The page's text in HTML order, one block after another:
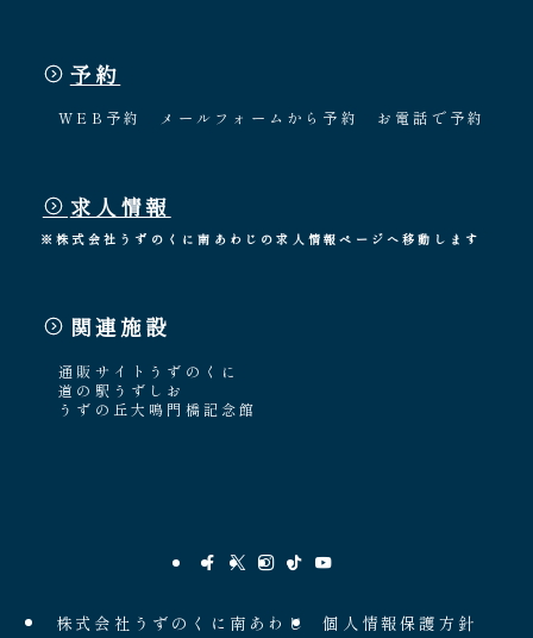
予約
WEB予約 メールフォームから予約 お電話で予約
求人情報
※株式会社うずのくに南あわじの求人情報ページへ移動します
関連施設
通販サイトうずのくに
道の駅うずしお
うずの丘大鳴門橋記念館
株式会社うずのくに南あわじ 個人情報保護方針